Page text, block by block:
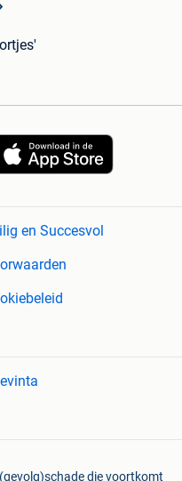
en Succesvol
die voortkomt